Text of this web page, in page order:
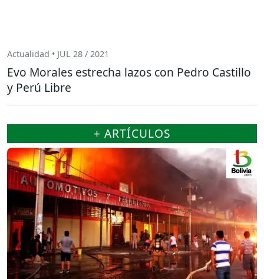
Actualidad • JUL 28 / 2021
Evo Morales estrecha lazos con Pedro Castillo
y Perú Libre
+ ARTÍCULOS